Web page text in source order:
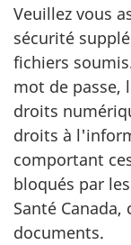
Veuillez vous
sécurité
fichiers
mot de passe,
droits
droits à
comportant
bloqués par
Santé
documents.